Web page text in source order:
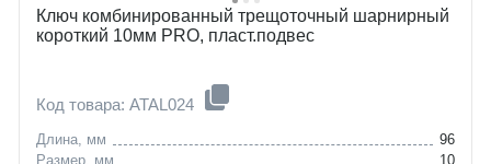
Ключ комбинированный трещоточный шарнирный
короткий 10мм PRO, пласт.подвес
Код товара: ATAL024
Длина, мм
96
Размер, мм
10